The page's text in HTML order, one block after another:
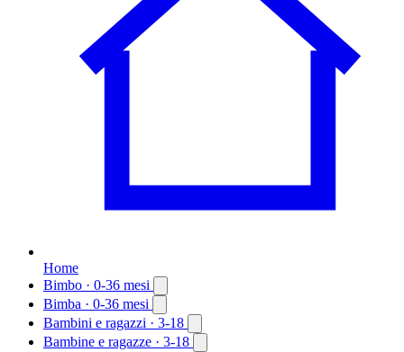
Home
Bimbo · 0-36 mesi
Bimba · 0-36 mesi
Bambini e ragazzi · 3-18
Bambine e ragazze · 3-18